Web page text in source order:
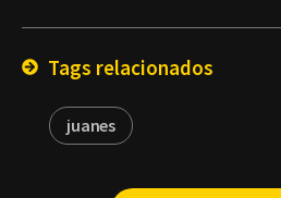
Tags relacionados
juanes